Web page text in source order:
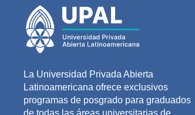
La Universidad Privada Abierta
Latinoamericana ofrece exclusivos
programas de posgrado para graduados